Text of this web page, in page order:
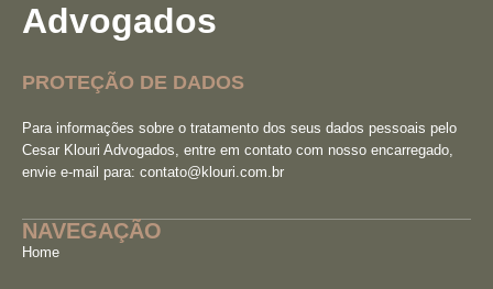
Advogados
PROTEÇÃO DE DADOS
Para informações sobre o tratamento dos seus dados pessoais pelo
Cesar Klouri Advogados, entre em contato com nosso encarregado,
envie e-mail para: contato@klouri.com.br
NAVEGAÇÃO
Home